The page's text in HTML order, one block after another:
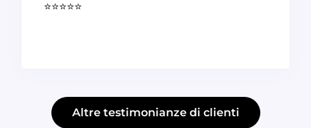
⭐⭐⭐⭐⭐
Altre testimonianze di clienti